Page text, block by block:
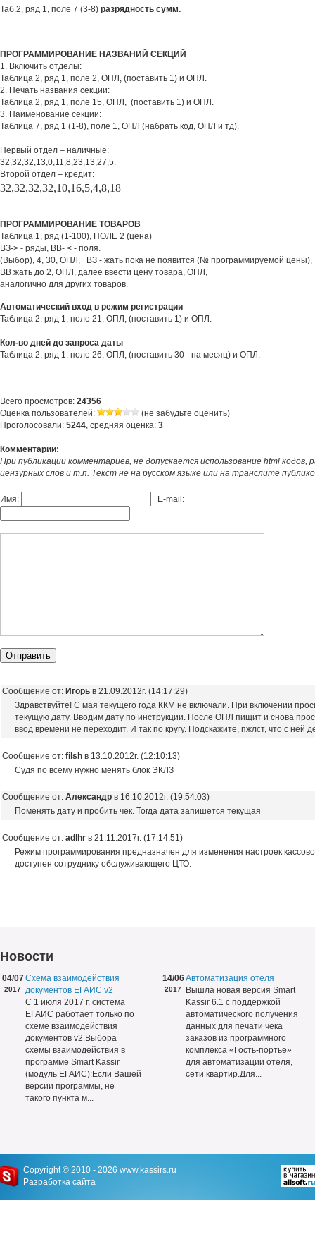
Таб.2, ряд 1, поле 7 (3-8) разрядность сумм.
-------------------------------------------------------
ПРОГРАММИРОВАНИЕ НАЗВАНИЙ СЕКЦИЙ
1. Включить отделы:
Таблица 2, ряд 1, поле 2, ОПЛ, (поставить 1) и ОПЛ.
2. Печать названия секции:
Таблица 2, ряд 1, поле 15, ОПЛ, (поставить 1) и ОПЛ.
3. Наименование секции:
Таблица 7, ряд 1 (1-8), поле 1, ОПЛ (набрать код, ОПЛ и тд).
Первый отдел – наличные:
32,32,32,13,0,11,8,23,13,27,5.
Второй отдел – кредит:
32,32,32,32,10,16,5,4,8,18
ПРОГРАММИРОВАНИЕ ТОВАРОВ
Таблица 1, ряд (1-100), ПОЛЕ 2 (цена)
ВЗ-> - ряды, ВВ- < - поля.
(Выбор), 4, 30, ОПЛ, ВЗ - жать пока не появится (№ программируемой цены),
ВВ жать до 2, ОПЛ, далее ввести цену товара, ОПЛ,
аналогично для других товаров.
Автоматический вход в режим регистрации
Таблица 2, ряд 1, поле 21, ОПЛ, (поставить 1) и ОПЛ.
Кол-во дней до запроса даты
Таблица 2, ряд 1, поле 26, ОПЛ, (поставить 30 - на месяц) и ОПЛ.
Всего просмотров: 24356
Оценка пользователей:
(не забудьте оценить)
Проголосовали: 5244, средняя оценка: 3
Комментарии:
При публикации комментариев, не допускается использование html кодов,
цензурных слов и т.п. Текст не на русском языке или на транслите
Имя: E-mail:
Сообщение от: Игорь в 21.09.2012г. (14:17:29)
Здравствуйте! С мая текущего года ККМ не включали. При включении
текущую дату. Вводим дату по инструкции. После ОПЛ пищит и снова
ввод времени не переходит. И так по кругу. Подскажите, пжлст, что с ней
Сообщение от: filsh в 13.10.2012г. (12:10:13)
Судя по всему нужно менять блок ЭКЛЗ
Сообщение от: Александр в 16.10.2012г. (19:54:03)
Поменять дату и пробить чек. Тогда дата запишется текущая
Сообщение от: adlhr в 21.11.2017г. (17:14:51)
Режим программирования предназначен для изменения настроек
доступен сотруднику обслуживающего ЦТО.
Новости
04/07
2017
Схема взаимодействия
документов ЕГАИС v2
С 1 июля 2017 г. система
ЕГАИС работает только по
схеме взаимодействия
документов v2.Выбора
схемы взаимодействия в
программе Smart Kassir
(модуль ЕГАИС):Если Вашей
версии программы, не
такого пункта м...
14/06
2017
Автоматизация отеля
Вышла новая версия Smart
Kassir 6.1 с поддержкой
автоматического получения
данных для печати чека
заказов из программного
комплекса «Гость-портье»
для автоматизации отеля,
сети квартир.Для...
Copyright © 2010 - 2026 www.kassirs.ru
Разработка сайта